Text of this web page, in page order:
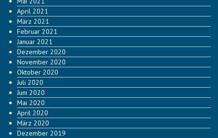
April 2021
März 2021
Februar 2021
Januar 2021
Dezember 2020
November 2020
Oktober 2020
Juli 2020
Juni 2020
Mai 2020
April 2020
März 2020
Dezember 2019